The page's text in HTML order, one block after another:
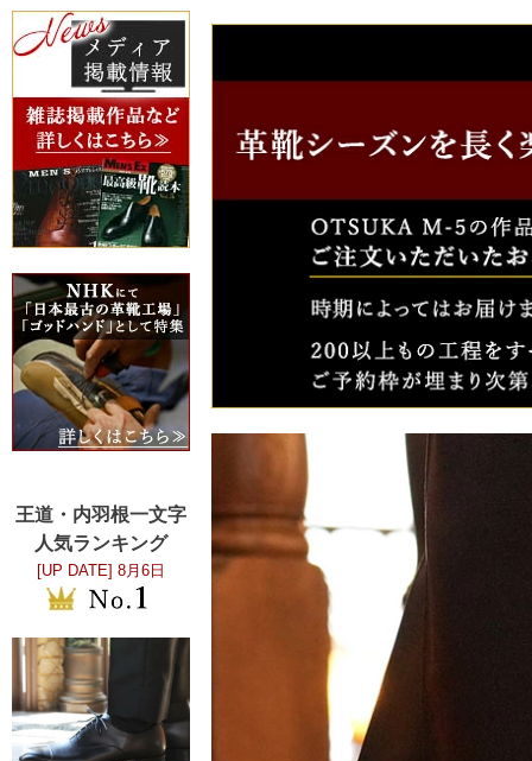
王道・内羽根一文字
人気ランキング
[UP DATE] 8月6日